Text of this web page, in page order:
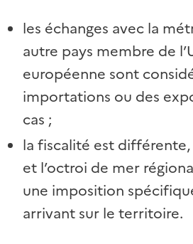
les échanges avec la
autre pays membre de
européenne sont
importations ou des
cas ;
la fiscalité est
et l’octroi de mer
une imposition
arrivant sur le territoire.